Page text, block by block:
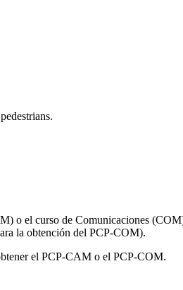
o el curso de Comunicaciones
la obtención del PCP-COM).
el PCP-CAM o el PCP-COM.